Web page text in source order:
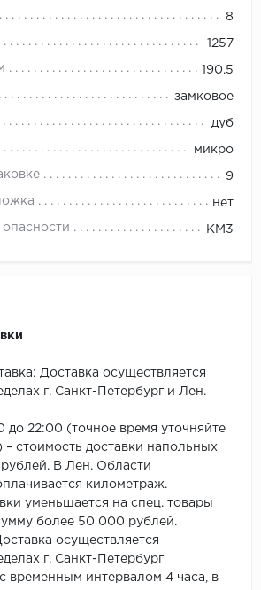
Primavera
ROYCE
SPC
SPC Kronostep
SPC Promo
SPC Stronghold
TANTO
8
1257
190.5
замковое
дуб
микро
9
нет
КМ3
Доставка осуществляется
г. Санкт-Петербург и Лен.
до 22:00 (точное время уточняйте
– стоимость доставки напольных
В Лен. Области
километраж.
уменьшается на спец. товары
более 50 000 рублей.
осуществляется
г. Санкт-Петербург
временным интервалом 4 часа, в